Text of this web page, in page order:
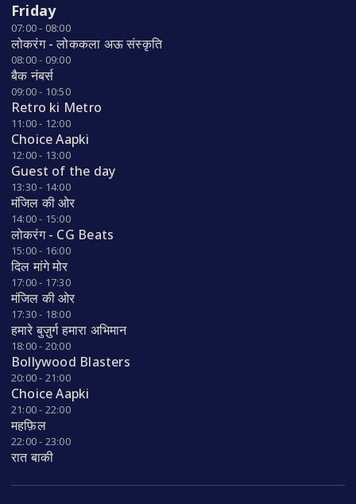
Friday
07:00 - 08:00
लोकरंग - लोककला अऊ संस्कृति
08:00 - 09:00
बैक नंबर्स
09:00 - 10:50
Retro ki Metro
11:00 - 12:00
Choice Aapki
12:00 - 13:00
Guest of the day
13:30 - 14:00
मंजिल की ओर
14:00 - 15:00
लोकरंग - CG Beats
15:00 - 16:00
दिल मांगे मोर
17:00 - 17:30
मंजिल की ओर
17:30 - 18:00
हमारे बुज़ुर्ग हमारा अभिमान
18:00 - 20:00
Bollywood Blasters
20:00 - 21:00
Choice Aapki
21:00 - 22:00
महफ़िल
22:00 - 23:00
रात बाकी